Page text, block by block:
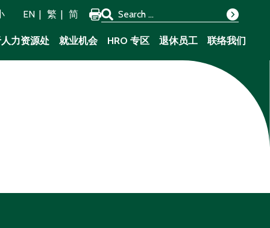
EN 繁 简
Search for:
力资源处
就业机会 HRO 专区 退休员工 联络我们